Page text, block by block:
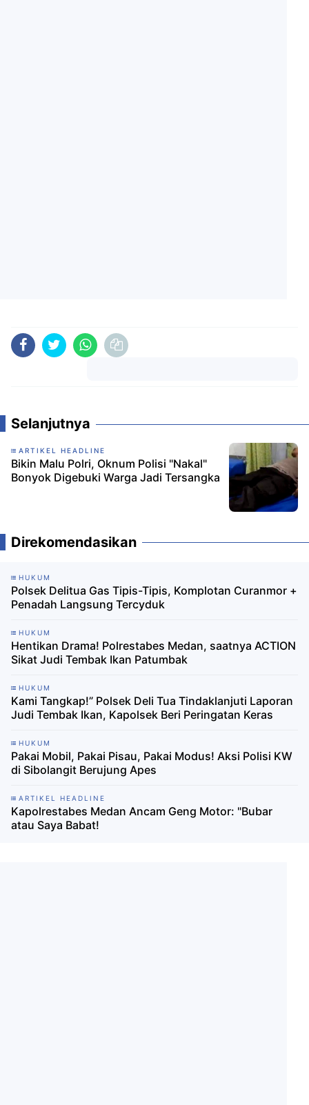
Selanjutnya
ARTIKEL HEADLINE
Bikin Malu Polri, Oknum Polisi "Nakal"
Bonyok Digebuki Warga Jadi Tersangka
Direkomendasikan
HUKUM
Polsek Delitua Gas Tipis-Tipis, Komplotan Curanmor +
Penadah Langsung Tercyduk
HUKUM
Hentikan Drama! Polrestabes Medan, saatnya ACTION
Sikat Judi Tembak Ikan Patumbak
HUKUM
Kami Tangkap!” Polsek Deli Tua Tindaklanjuti Laporan
Judi Tembak Ikan, Kapolsek Beri Peringatan Keras
HUKUM
Pakai Mobil, Pakai Pisau, Pakai Modus! Aksi Polisi KW
di Sibolangit Berujung Apes
ARTIKEL HEADLINE
Kapolrestabes Medan Ancam Geng Motor: "Bubar
atau Saya Babat!